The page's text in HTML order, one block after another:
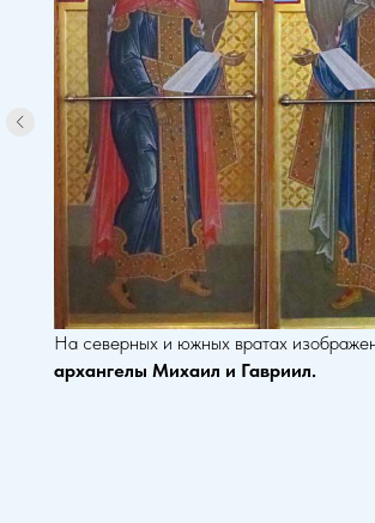
На северных и южных вратах
архангелы Михаил и Гавриил.